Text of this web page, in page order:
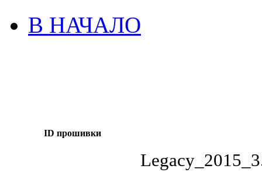
В НАЧАЛО
ID прошивки